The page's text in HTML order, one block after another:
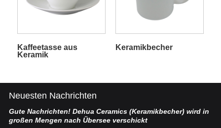
Kaffeetasse aus
Keramik
Keramikbecher
Neuesten Nachrichten
Gute Nachrichten! Dehua Ceramics (Keramikbecher) wird in
großen Mengen nach Übersee verschickt